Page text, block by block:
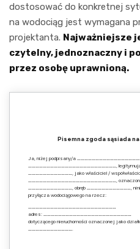
dostosować do konkretnej
na wodociąg jest wymagana
projektanta. Najważniejsze
czytelny, jednoznaczny i
przez osobę uprawnioną.
Pisemna zgoda sąsiada
Ja, niżej podpisany/a
,
, jako właściciel /
,
, obręb
,
przyłącza wodociągowego na rzecz:
adres:
dotyczącego nieruchomości oznaczonej jako